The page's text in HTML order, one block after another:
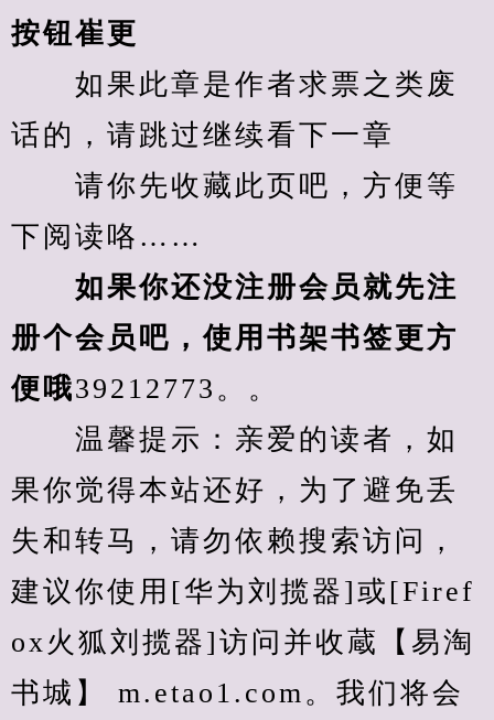
按钮崔更
如果此章是作者求票之类废
话的，请跳过继续看下一章
请你先收藏此页吧，方便等
下阅读咯……
如果你还没注册会员就先注
册个会员吧，使用书架书签更方
便哦39212773。。
温馨提示：亲爱的读者，如
果你觉得本站还好，为了避免丢
失和转马，请勿依赖搜索访问，
建议你使用[华为刘揽器]或[Firef
ox火狐刘揽器]访问并收蔵【易淘
书城】 m.etao1.com。我们将会